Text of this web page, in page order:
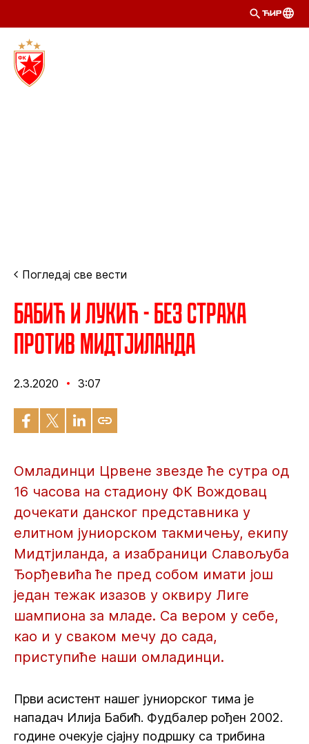
ЋИР
Погледај све вести
Бабић и Лукић - Без страха
против Мидтјиланда
2.3.2020 3:07
Омладинци Црвене звезде ће сутра од
16 часова на стадиону ФК Вождовац
дочекати данског представника у
елитном јуниорском такмичењу, екипу
Мидтјиланда, а изабраници Славољуба
Ђорђевића ће пред собом имати још
један тежак изазов у оквиру Лиге
шампиона за младе. Са вером у себе,
као и у сваком мечу до сада,
приступиће наши омладинци.
Први асистент нашег јуниорског тима је
нападач Илија Бабић. Фудбалер рођен 2002.
године очекује сјајну подршку са трибина